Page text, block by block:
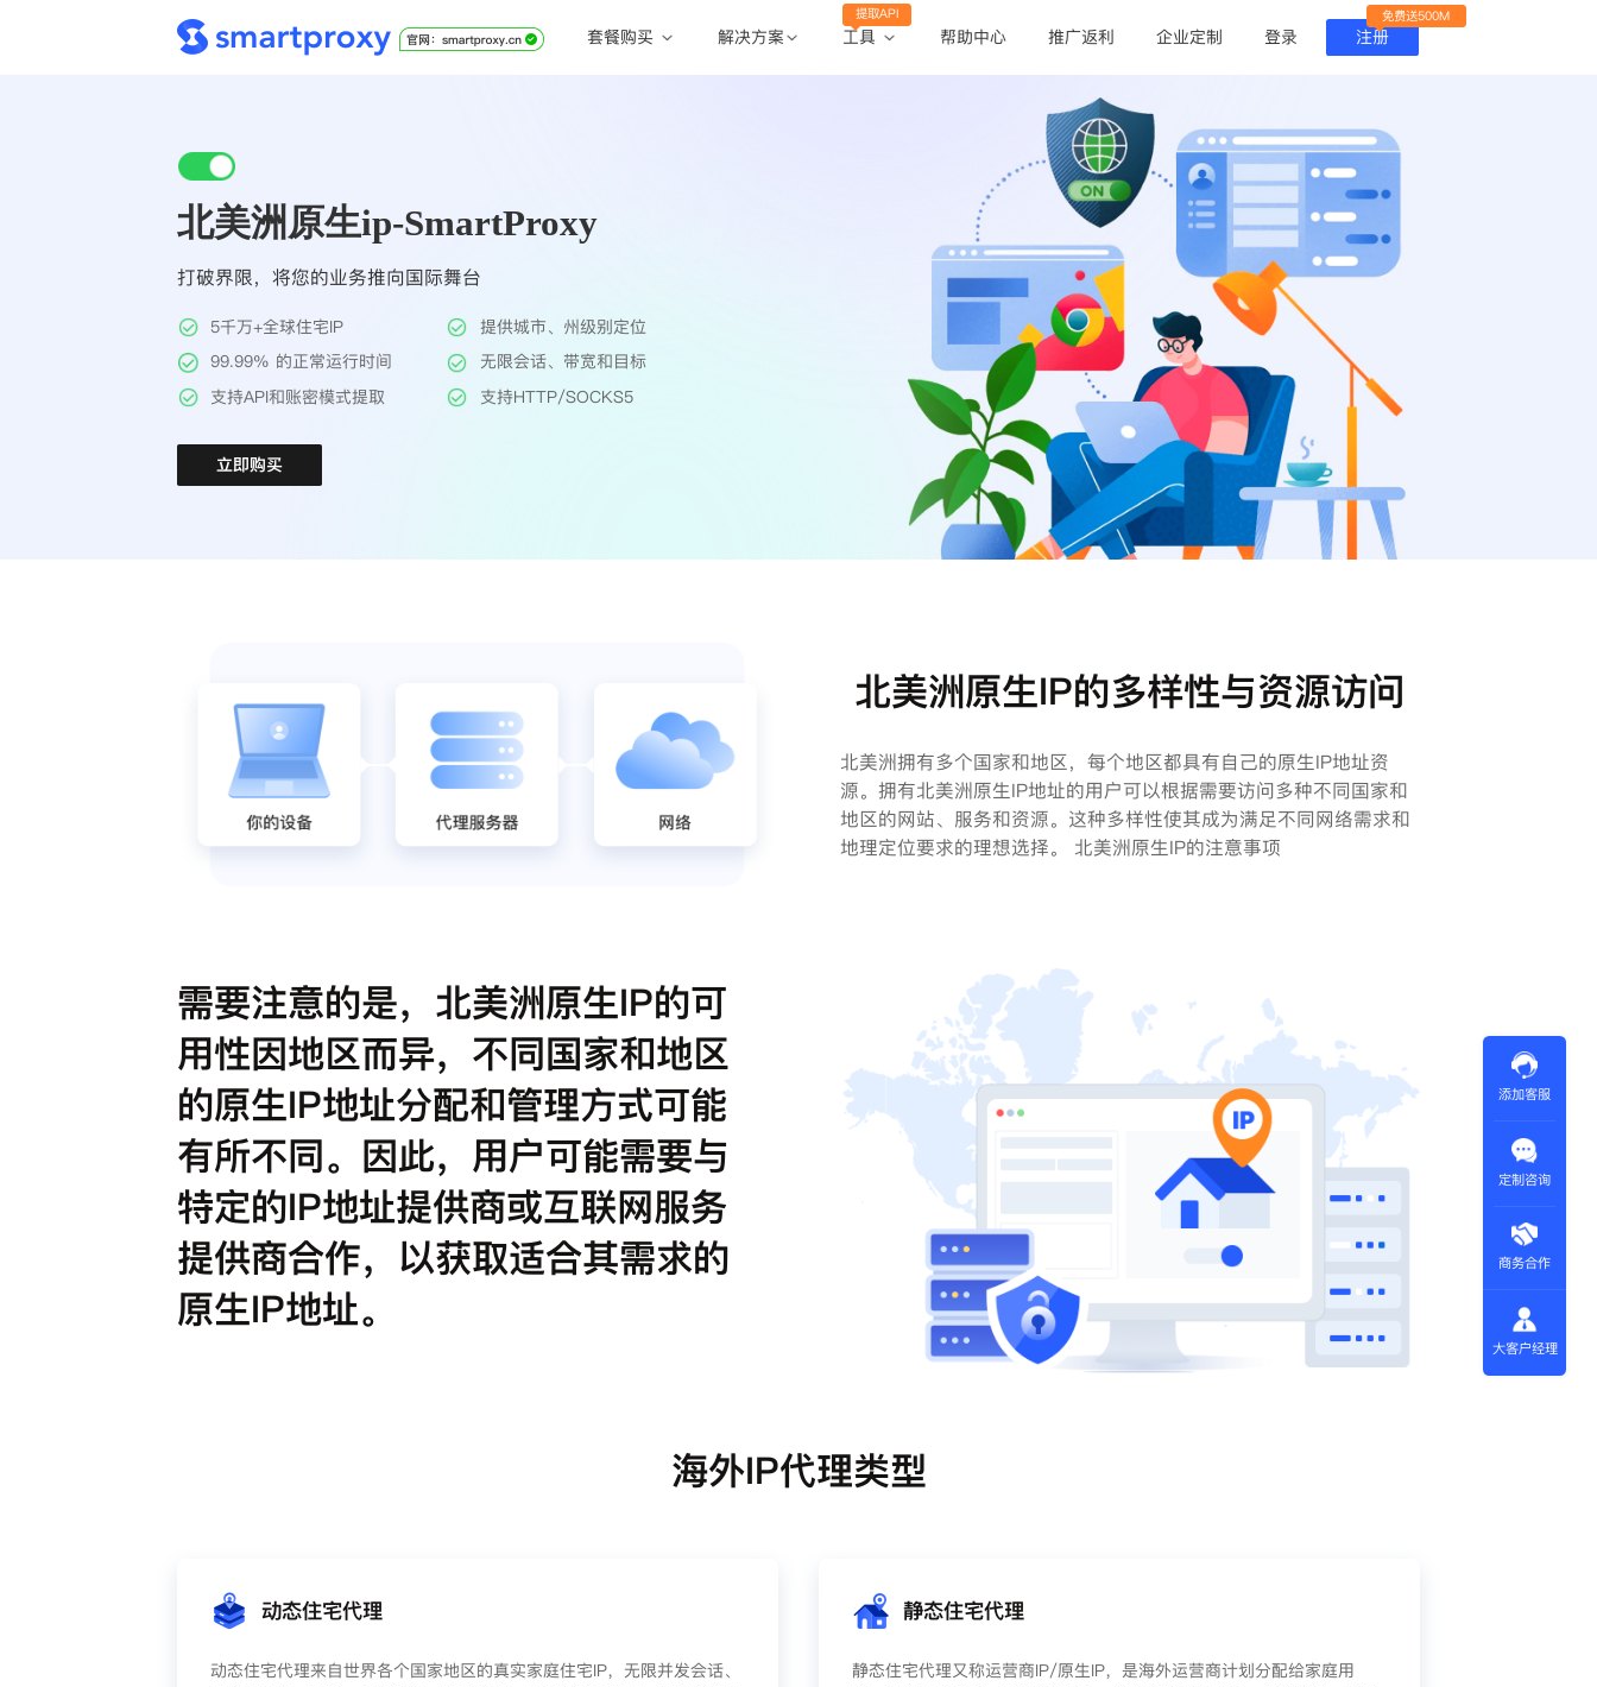
套餐购买 解决方案 工具
提取API
帮助中心 推广返利 企业定制 登录 注册
免费送500M
北美洲原生ip-SmartProxy
打破界限，将您的业务推向国际舞台
5千万+全球住宅IP
提供城市、州级别定位
99.99% 的正常运行时间
无限会话、带宽和目标
支持API和账密模式提取
支持HTTP/SOCKS5
立即购买
北美洲原生IP的多样性与资源访问
北美洲拥有多个国家和地区，每个地区都具有自己的原生IP地址资
源。拥有北美洲原生IP地址的用户可以根据需要访问多种不同国家和
地区的网站、服务和资源。这种多样性使其成为满足不同网络需求和
地理定位要求的理想选择。 北美洲原生IP的注意事项
需要注意的是，北美洲原生IP的可
用性因地区而异，不同国家和地区
的原生IP地址分配和管理方式可能
有所不同。因此，用户可能需要与
特定的IP地址提供商或互联网服务
提供商合作，以获取适合其需求的
原生IP地址。
海外IP代理类型
动态住宅代理
动态住宅代理来自世界各个国家地区的真实家庭住宅IP，无限并发会话、
静态住宅代理
静态住宅代理又称运营商IP/原生IP，是海外运营商计划分配给家庭用
添加客服
定制咨询
商务合作
大客户经理